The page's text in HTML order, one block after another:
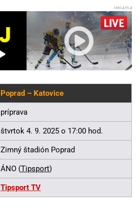
Poprad – Katovice
príprava
štvrtok 4. 9. 2025 o 17:00 hod.
Zimný štadión Poprad
ÁNO (Tipsport)
Tipsport TV